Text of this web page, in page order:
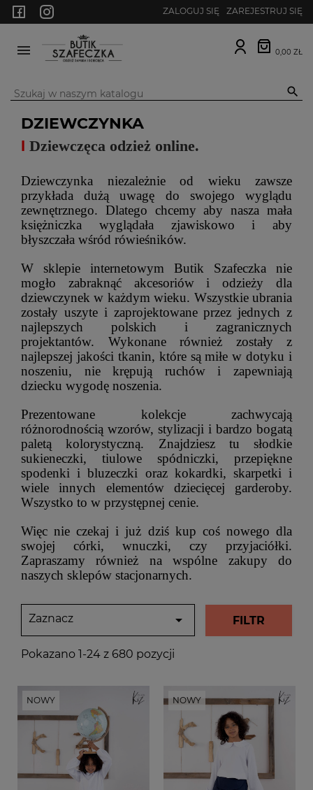
ZALOGUJ SIĘ ZAREJESTRUJ SIĘ

0,00 ZŁ
MENU
DZIEWCZYNKA
I Dziewczęca odzież online.
Dziewczynka niezależnie od wieku zawsze
przykłada dużą uwagę do swojego wyglądu
zewnętrznego. Dlatego chcemy aby nasza mała
księżniczka wyglądała zjawiskowo i aby
błyszczała wśród rówieśników.
W sklepie internetowym Butik Szafeczka nie
mogło zabraknąć akcesoriów i odzieży dla
dziewczynek w każdym wieku. Wszystkie ubrania
zostały uszyte i zaprojektowane przez jednych z
najlepszych polskich i zagranicznych
projektantów. Wykonane również zostały z
najlepszej jakości tkanin, które są miłe w dotyku i
noszeniu, nie krępują ruchów i zapewniają
dziecku wygodę noszenia.
Prezentowane kolekcje zachwycają
różnorodnością wzorów, stylizacji i bardzo bogatą
paletą kolorystyczną. Znajdziesz tu słodkie
sukieneczki, tiulowe spódniczki, przepiękne
spodenki i bluzeczki oraz kokardki, skarpetki i
wiele innych elementów dziecięcej garderoby.
Wszystko to w przystępnej cenie.
Więc nie czekaj i już dziś kup coś nowego dla
swojej córki, wnuczki, czy przyjaciółki.
Zapraszamy również na wspólne zakupy do
naszych sklepów stacjonarnych.
Zaznacz  FILTR
Pokazano 1-24 z 680 pozycji
NOWY NOWY